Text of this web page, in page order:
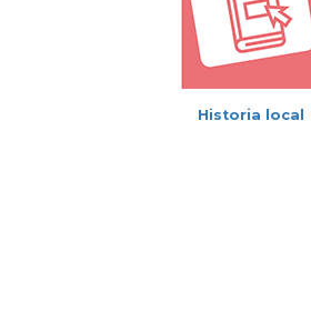
Historia local